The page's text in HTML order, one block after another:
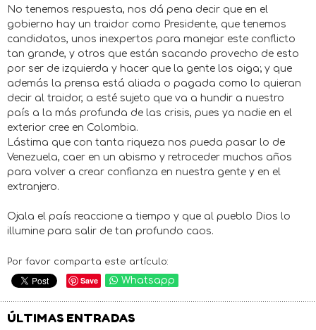
No tenemos respuesta, nos dá pena decir que en el
gobierno hay un traidor como Presidente, que tenemos
candidatos, unos inexpertos para manejar este conflicto
tan grande, y otros que están sacando provecho de esto
por ser de izquierda y hacer que la gente los oiga; y que
además la prensa está aliada o pagada como lo quieran
decir al traidor, a esté sujeto que va a hundir a nuestro
país a la más profunda de las crisis, pues ya nadie en el
exterior cree en Colombia.
Lástima que con tanta riqueza nos pueda pasar lo de
Venezuela, caer en un abismo y retroceder muchos años
para volver a crear confianza en nuestra gente y en el
extranjero.
Ojala el país reaccione a tiempo y que al pueblo Dios lo
illumine para salir de tan profundo caos.
Por favor comparta este artículo:
Save Whatsapp
ÚLTIMAS ENTRADAS